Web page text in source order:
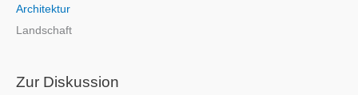
n
a
h
Architektur
Landschaft
Zur Diskussion